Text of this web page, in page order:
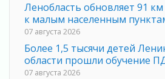
Ленобласть обновляет 91
к малым населенным
07 августа 2026
Более 1,5 тысячи детей
области прошли обучение
07 августа 2026